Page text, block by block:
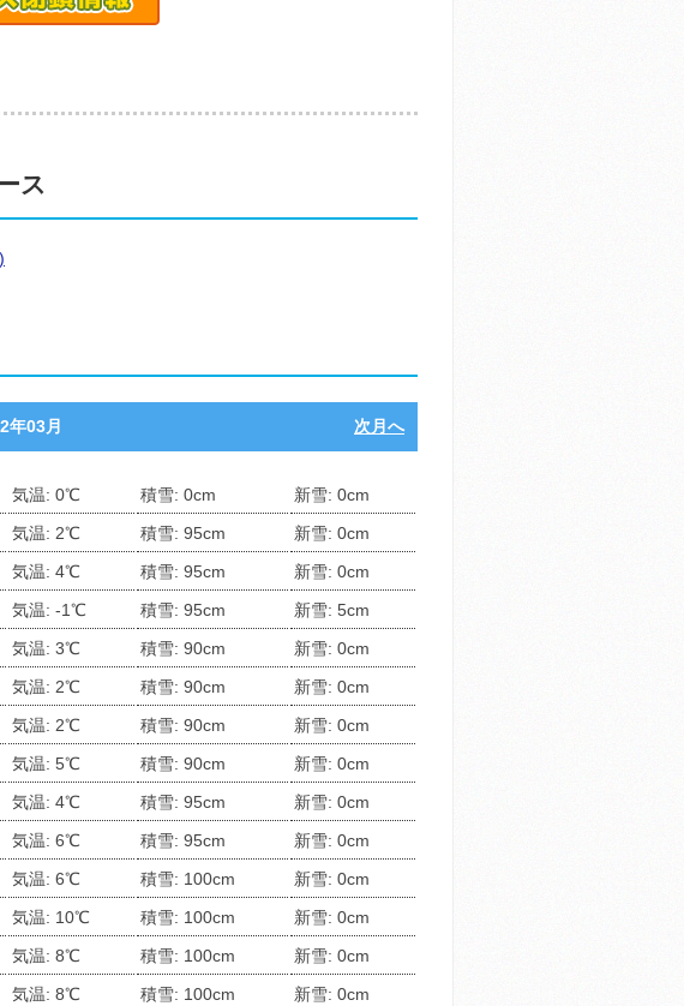
ス
年03月 次月へ
気温: 0℃ 積雪: 0cm
新雪: 0cm
気温: 2℃ 積雪: 95cm
新雪: 0cm
気温: 4℃ 積雪: 95cm
新雪: 0cm
気温: -1℃ 積雪: 95cm
新雪: 5cm
気温: 3℃ 積雪: 90cm
新雪: 0cm
気温: 2℃ 積雪: 90cm
新雪: 0cm
気温: 2℃ 積雪: 90cm
新雪: 0cm
気温: 5℃ 積雪: 90cm
新雪: 0cm
気温: 4℃ 積雪: 95cm
新雪: 0cm
気温: 6℃ 積雪: 95cm
新雪: 0cm
気温: 6℃ 積雪: 100cm
新雪: 0cm
気温: 10℃ 積雪: 100cm
新雪: 0cm
気温: 8℃ 積雪: 100cm
新雪: 0cm
気温: 8℃ 積雪: 100cm
新雪: 0cm